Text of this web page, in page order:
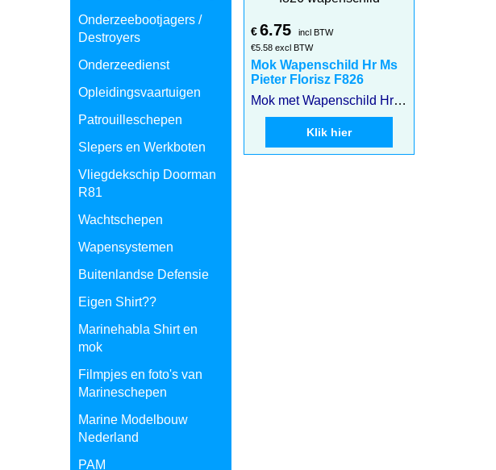
Onderzeebootjagers /
Destroyers
Onderzeedienst
Opleidingsvaartuigen
Patrouilleschepen
Slepers en Werkboten
Vliegdekschip Doorman
R81
Wachtschepen
Wapensystemen
Buitenlandse Defensie
Eigen Shirt??
Marinehabla Shirt en
mok
Filmpjes en foto's van
Marineschepen
Marine Modelbouw
Nederland
PAM
€6.75
incl BTW
€5.58 excl BTW
Mok Wapenschild Hr Ms
Pieter Florisz F826
Mok met Wapenschild Hr Ms Pieter Florisz F826
Klik hier